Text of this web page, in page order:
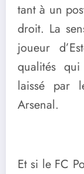
tant à un
droit. La
joueur
qualités
laissé par
Arsenal.
Et si le FC